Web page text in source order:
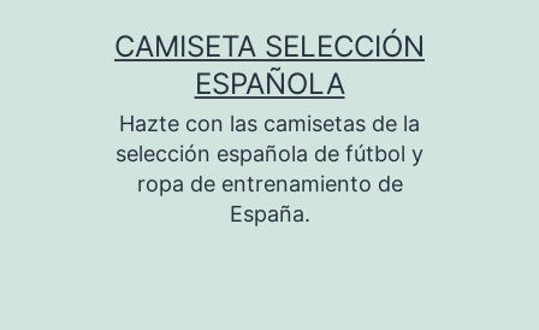
CAMISETA SELECCIÓN
ESPAÑOLA
Hazte con las camisetas de la
selección española de fútbol y
ropa de entrenamiento de
España.